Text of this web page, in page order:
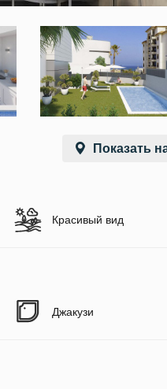
Показать
Красивый вид
Джакузи